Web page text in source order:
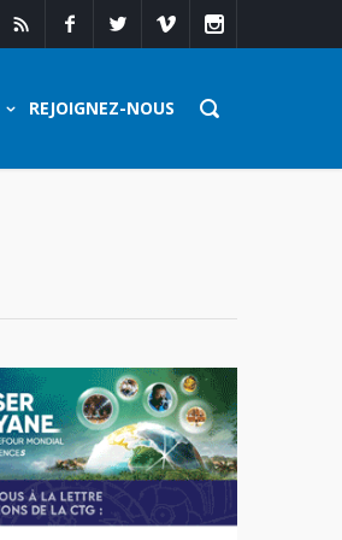
REJOIGNEZ-NOUS